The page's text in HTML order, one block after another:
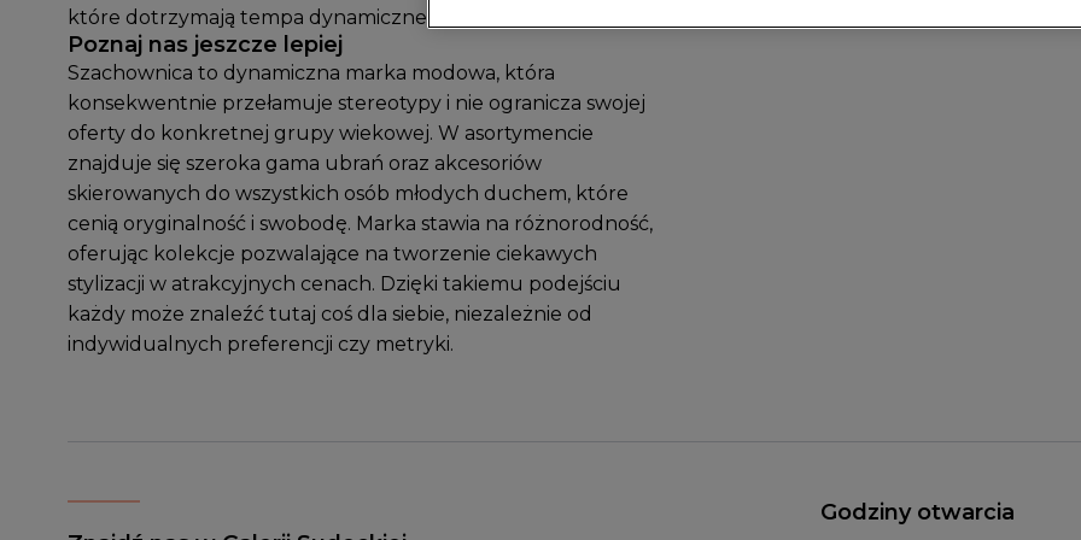
które dotrzymają tempa dynamicznemu stylowi życia.
Poznaj nas jeszcze lepiej
Szachownica to dynamiczna marka modowa, która
konsekwentnie przełamuje stereotypy i nie ogranicza swojej
oferty do konkretnej grupy wiekowej. W asortymencie
znajduje się szeroka gama ubrań oraz akcesoriów
skierowanych do wszystkich osób młodych duchem, które
cenią oryginalność i swobodę. Marka stawia na różnorodność,
oferując kolekcje pozwalające na tworzenie ciekawych
stylizacji w atrakcyjnych cenach. Dzięki takiemu podejściu
każdy może znaleźć tutaj coś dla siebie, niezależnie od
indywidualnych preferencji czy metryki.
Godziny otwarcia